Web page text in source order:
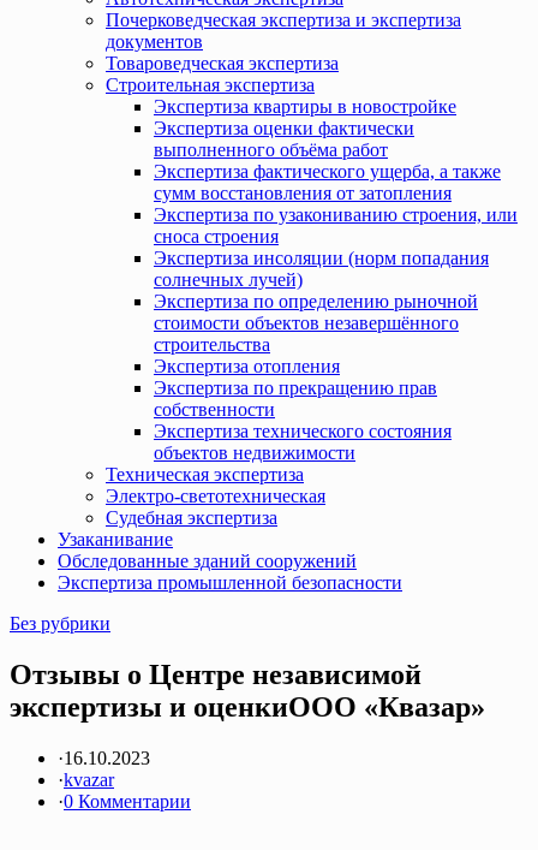
Почерковедческая экспертиза и экспертиза
документов
Товароведческая экспертиза
Строительная экспертиза
Экспертиза квартиры в новостройке
Экспертиза оценки фактически
выполненного объёма работ
Экспертиза фактического ущерба, а также
сумм восстановления от затопления
Экспертиза по узакониванию строения, или
сноса строения
Экспертиза инсоляции (норм попадания
солнечных лучей)
Экспертиза по определению рыночной
стоимости объектов незавершённого
строительства
Экспертиза отопления
Экспертиза по прекращению прав
собственности
Экспертиза технического состояния
объектов недвижимости
Техническая экспертиза
Электро-светотехническая
Судебная экспертиза
Узаканивание
Обследованные зданий сооружений
Экспертиза промышленной безопасности
Без рубрики
Отзывы о Центре независимой
экспертизы и оценкиООО «Квазар»
·16.10.2023
·kvazar
·0 Комментарии